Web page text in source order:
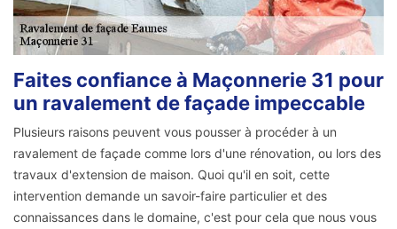
Faites confiance à Maçonnerie 31 pour
un ravalement de façade impeccable
Plusieurs raisons peuvent vous pousser à procéder à un
ravalement de façade comme lors d'une rénovation, ou lors des
travaux d'extension de maison. Quoi qu'il en soit, cette
intervention demande un savoir-faire particulier et des
connaissances dans le domaine, c'est pour cela que nous vous